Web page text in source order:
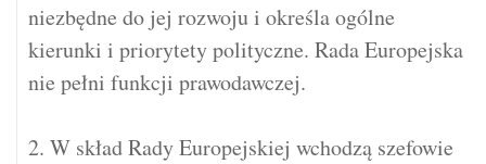
niezbędne do jej rozwoju i określa ogólne
kierunki i priorytety polityczne. Rada Europejska
nie pełni funkcji prawodawczej.
2. W skład Rady Europejskiej wchodzą szefowie